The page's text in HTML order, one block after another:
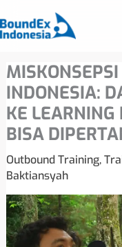
Skip
to
content
INDONESIA:
KE LEARNING
BISA
Outbound Training,
Baktiansyah